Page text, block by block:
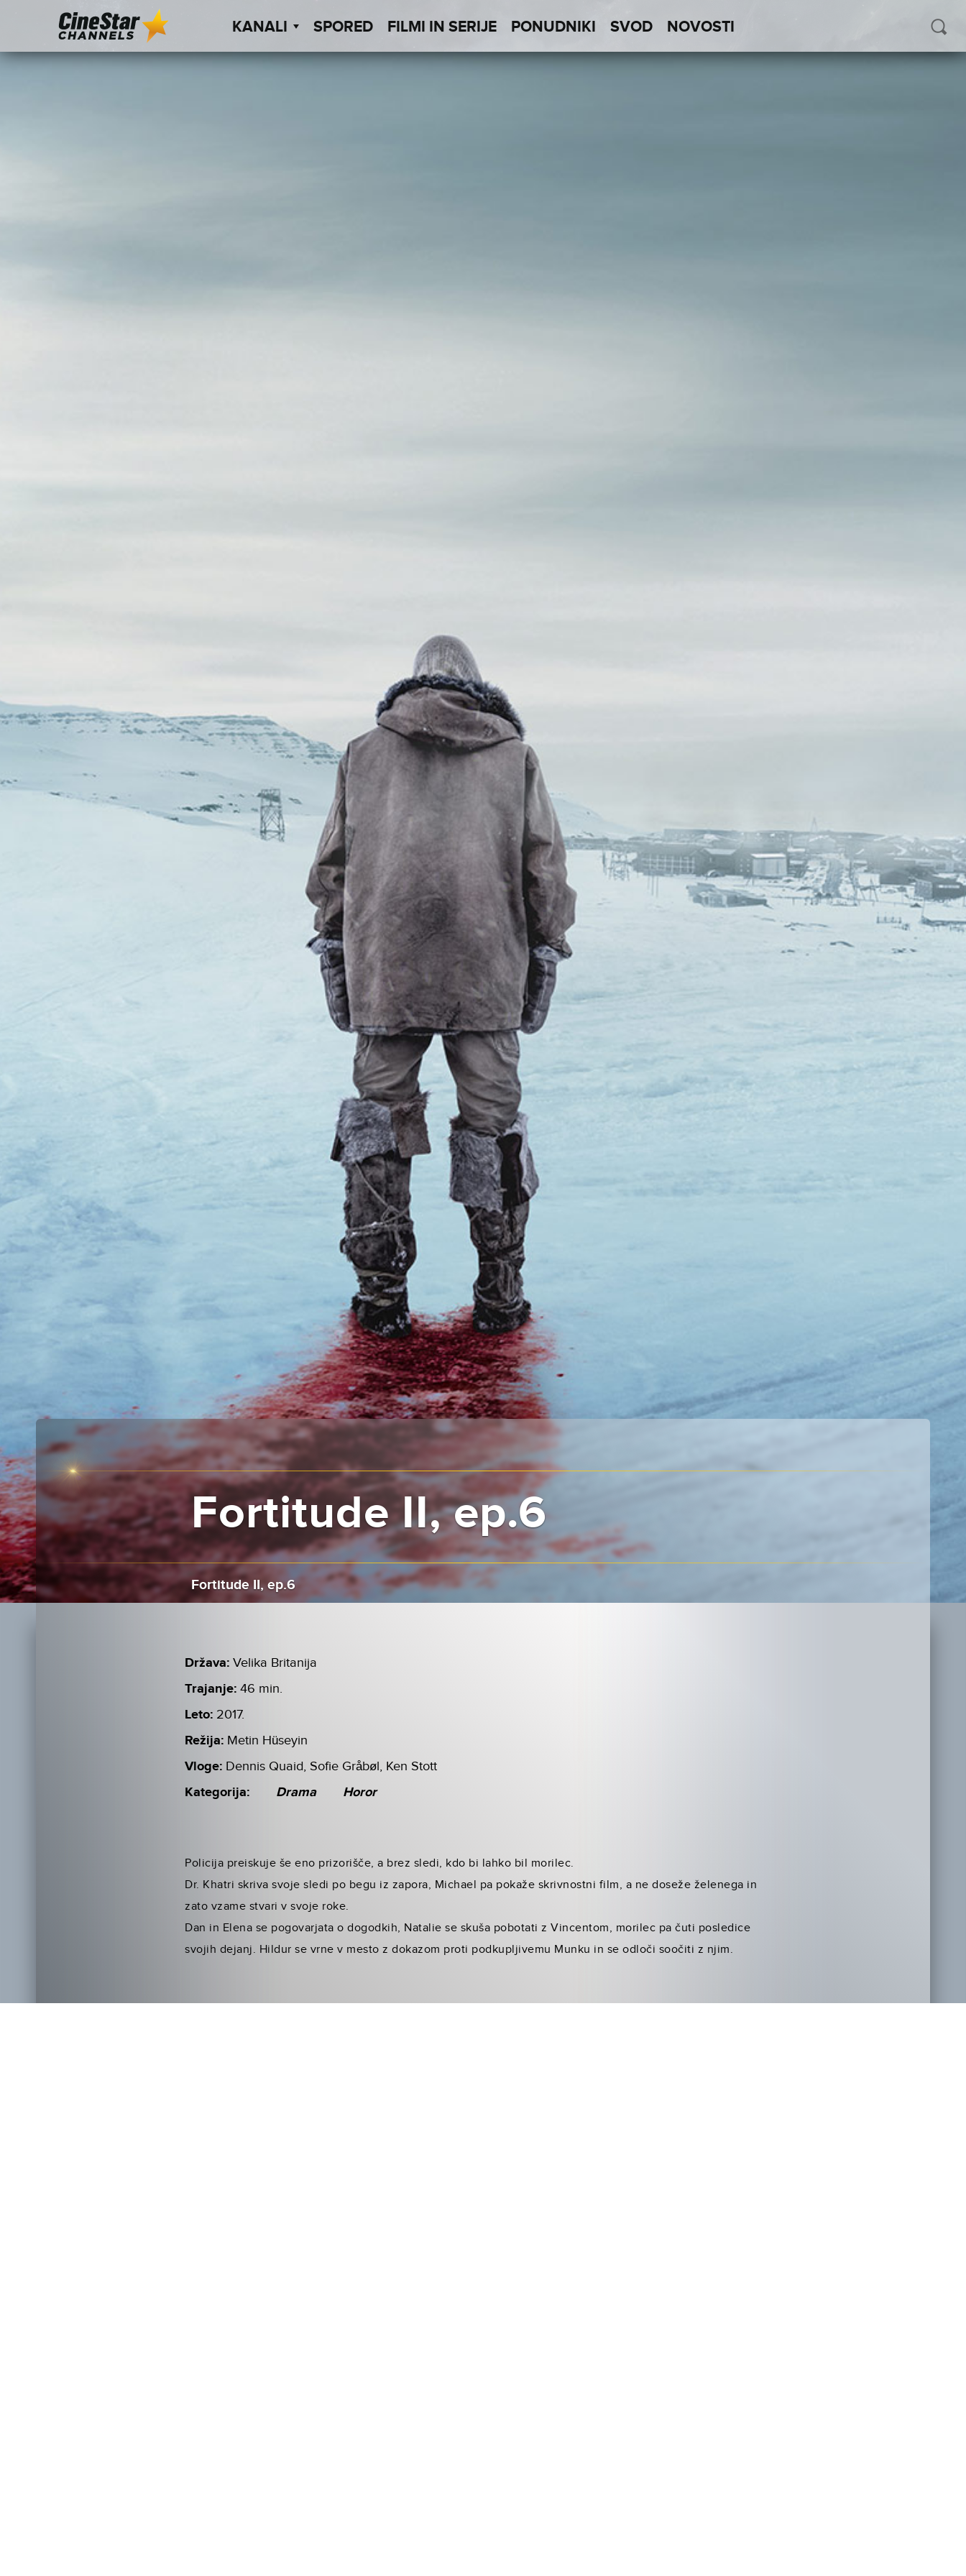
KANALI SPORED FILMI IN SERIJE PONUDNIKI SVOD NOVOSTI
Fortitude II, ep.6
Fortitude II, ep.6
Država: Velika Britanija
Trajanje: 46 min.
Leto: 2017.
Režija: Metin Hüseyin
Vloge: Dennis Quaid, Sofie Gråbøl, Ken Stott
Kategorija: Drama Horor
Policija preiskuje še eno prizorišče, a brez sledi, kdo bi lahko bil morilec.
Dr. Khatri skriva svoje sledi po begu iz zapora, Michael pa pokaže skrivnostni film, a ne doseže želenega in
zato vzame stvari v svoje roke.
Dan in Elena se pogovarjata o dogodkih, Natalie se skuša pobotati z Vincentom, morilec pa čuti posledice
svojih dejanj. Hildur se vrne v mesto z dokazom proti podkupljivemu Munku in se odloči soočiti z njim.